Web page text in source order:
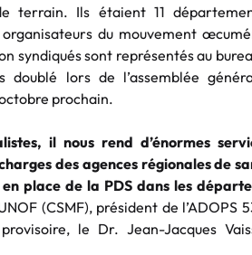
terrain. Ils étaient 11
du mouvement
syndiqués sont représentés au
doublé lors de l’assemblée
prochain.
il nous rend d’énormes
des agences régionales de
place de la PDS dans les
(CSMF), président de
le Dr. Jean-Jacques